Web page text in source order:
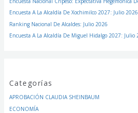
Encuesta A La Alcaldía De Xochimilco 2027: Julio 2026
Ranking Nacional De Alcaldes: Julio 2026
Encuesta A La Alcaldía De Miguel Hidalgo 2027: Julio
Categorías
APROBACIÓN CLAUDIA SHEINBAUM
ECONOMÍA